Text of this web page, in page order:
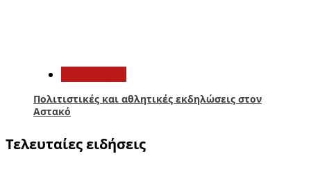
Πολιτιστικές και αθλητικές εκδηλώσεις στον
Αστακό
Τελευταίες ειδήσεις